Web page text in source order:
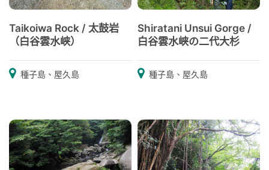
Taikoiwa Rock / 太鼓岩
（白谷雲水峡）
種子島、屋久島
Shiratani Unsui Gorge /
白谷雲水峡の二代大杉
種子島、屋久島